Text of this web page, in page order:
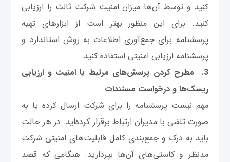
کنید و توسط آن‌ها میزان امنیت شرکت ثالث را ارزیابی
کنید. برای این منظور بهتر است از ابزارهای تهیه
پرسشنامه برای جمع‌آوری اطلاعات به روش استاندارد و
پرسشنامه ارزیابی امنیتی استفاده کنید.
3. مطرح کردن پرسش‌های مرتبط با امنیت و ارزیابی
ریسک‌ها و درخواست مستندات
مهم نیست پرسشنامه را برای شرکت ارسال کرده یا به
صورت تلفنی با مدیران ارتباط برقرار کرده‌اید. در هر حالت
باید به درک و جمع‌بندی کامل قابلیت‌های امنیتی شرکت
مدنظر و کاستی‌های آن‌ها بپردازید. هنگامی که قصد